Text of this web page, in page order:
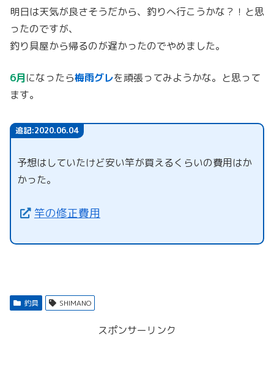
明日は天気が良さそうだから、釣りへ行こうかな？！と思
ったのですが、
釣り具屋から帰るのが遅かったのでやめました。
6月になったら梅雨グレを頑張ってみようかな。と思って
ます。
追記:2020.06.04
予想はしていたけど安い竿が買えるくらいの費用はか
かった。
竿の修正費用
釣具 SHIMANO
スポンサーリンク